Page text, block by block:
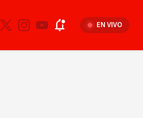
EN VIVO